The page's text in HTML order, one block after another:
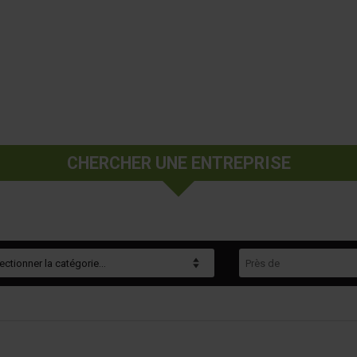
CHERCHER UNE ENTREPRISE